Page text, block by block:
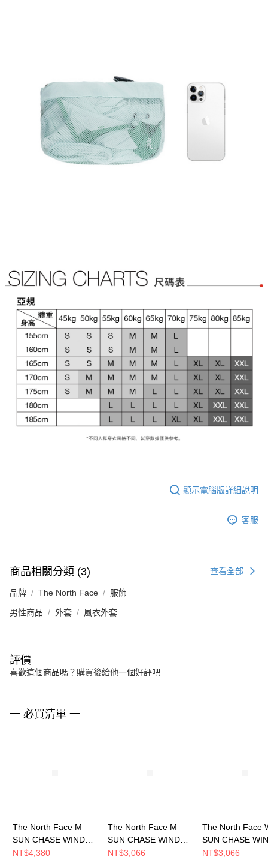
顯示電腦版詳細說明
客服
商品相關分類 (3) 查看全部
品牌 The North Face 服飾
男性商品 外套 風衣外套
評價
喜歡這個商品嗎？購買後給他一個好評吧
一 必買清單 一
The North Face M
SUN CHASE WIND
JACKET - AP 男 風衣
NT$4,380
The North Face M
SUN CHASE WIND
JACKET - AP 男 風衣
NT$3,066
The North Face
SUN CHASE
JACKET- AP 女
NT$3,066